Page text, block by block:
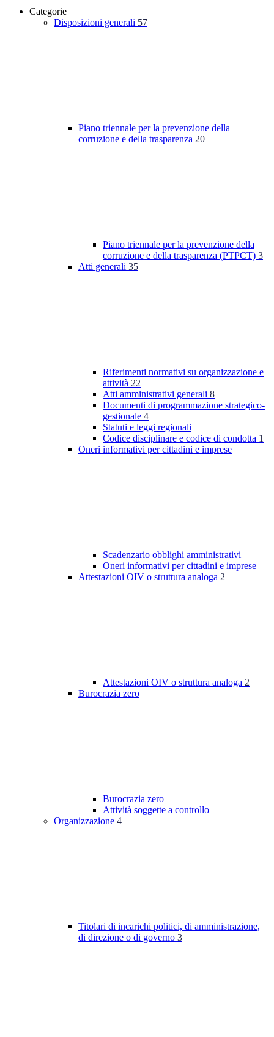
Categorie
Disposizioni generali 57
Piano triennale per la prevenzione della
corruzione e della trasparenza 20
Piano triennale per la prevenzione della
corruzione e della trasparenza (PTPCT) 3
Atti generali 35
Riferimenti normativi su organizzazione e
attività 22
Atti amministrativi generali 8
Documenti di programmazione strategico-
gestionale 4
Statuti e leggi regionali
Codice disciplinare e codice di condotta 1
Oneri informativi per cittadini e imprese
Scadenzario obblighi amministrativi
Oneri informativi per cittadini e imprese
Attestazioni OIV o struttura analoga 2
Attestazioni OIV o struttura analoga 2
Burocrazia zero
Burocrazia zero
Attività soggette a controllo
Organizzazione 4
Titolari di incarichi politici, di amministrazione,
di direzione o di governo 3